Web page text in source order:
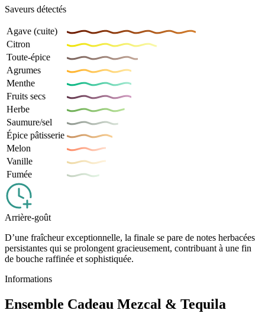
Saveurs détectés
Agave (cuite)
Citron
Toute-épice
Agrumes
Menthe
Fruits secs
Herbe
Saumure/sel
Épice pâtisserie
Melon
Vanille
Fumée
Arrière-goût
D’une fraîcheur exceptionnelle, la finale se pare de notes herbacées
persistantes qui se prolongent gracieusement, contribuant à une fin
de bouche raffinée et sophistiquée.
Informations
Ensemble Cadeau Mezcal & Tequila